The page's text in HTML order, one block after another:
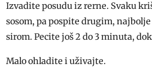
Izvadite posudu iz rerne. Svaku
sosom, pa pospite drugim,
sirom. Pecite još 2 do 3 minuta,
Malo ohladite i uživajte.